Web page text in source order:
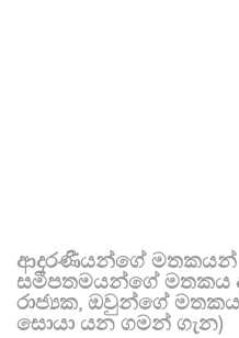
ආදරණීයන්ගේ මතකයන්
සමීපතමයන්ගේ මතකය
රාජ්‍යක, ඔවුන්ගේ
සොයා යන ගමන් ගැන)